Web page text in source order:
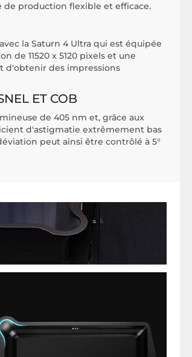
production flexible et efficace.
la Saturn 4 Ultra qui est équipée
de 11520 x 5120 pixels et une
d'obtenir des impressions
ET COB
de 405 nm et, grâce aux
d'astigmatie extrêmement bas
peut ainsi être contrôlé à 5°